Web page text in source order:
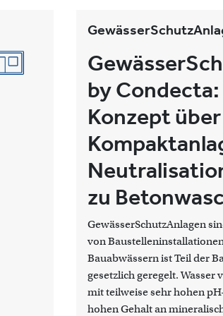
by
Konzept über
zu
GewässerSchutzAnlagen
von
Bauabwässern ist Teil der
gesetzlich geregelt. Wasser
mit teilweise sehr hohen
hohen Gehalt an